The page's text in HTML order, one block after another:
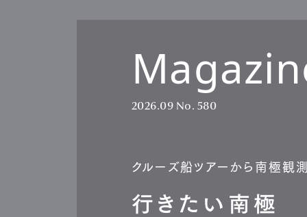
Pen
2026.09 No. 580
クルーズ船ツアーから南極観
行きたい南極